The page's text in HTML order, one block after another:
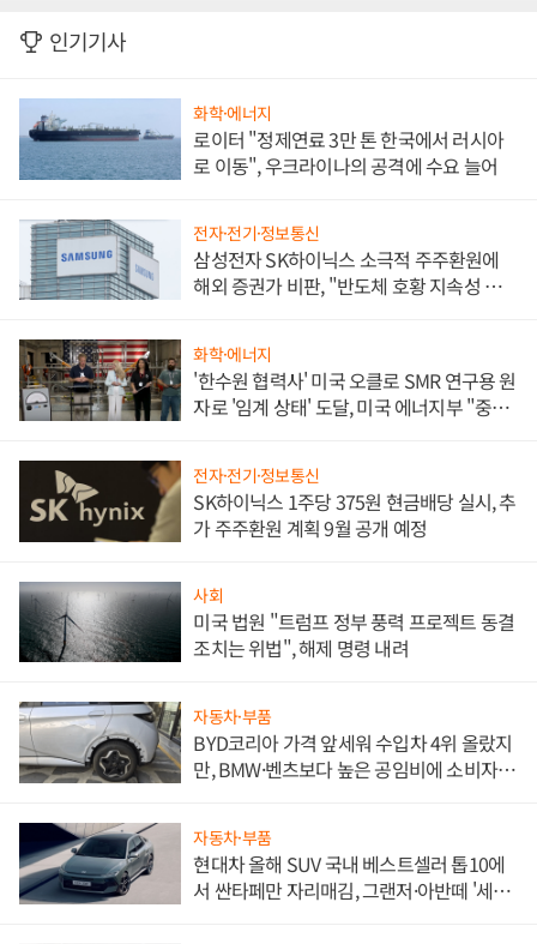
인기기사
화학·에너지
로이터 "정제연료 3만 톤 한국에서 러시아
로 이동", 우크라이나의 공격에 수요 늘어
전자·전기·정보통신
삼성전자 SK하이닉스 소극적 주주환원에
해외 증권가 비판, "반도체 호황 지속성 의
화학·에너지
'한수원 협력사' 미국 오클로 SMR 연구용 원
자로 '임계 상태' 도달, 미국 에너지부 "중요
전자·전기·정보통신
SK하이닉스 1주당 375원 현금배당 실시, 추
가 주주환원 계획 9월 공개 예정
사회
미국 법원 "트럼프 정부 풍력 프로젝트 동결
조치는 위법", 해제 명령 내려
자동차·부품
BYD코리아 가격 앞세워 수입차 4위 올랐지
만, BMW·벤츠보다 높은 공임비에 소비자
자동차·부품
현대차 올해 SUV 국내 베스트셀러 톱10에
서 싼타페만 자리매김, 그랜저·아반떼 '세단